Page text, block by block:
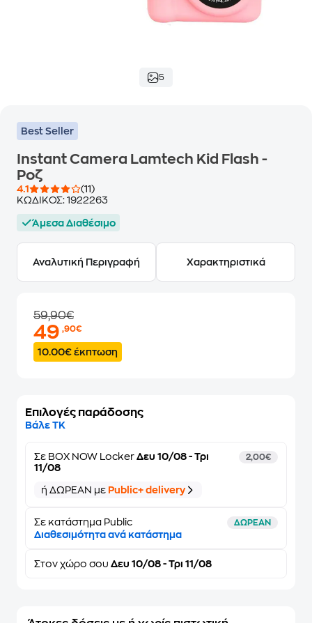
5
Best Seller
Instant Camera Lamtech Kid Flash -
Ροζ
4.1
(11)
ΚΩΔΙΚΟΣ: 1922263
Άμεσα Διαθέσιμο
Αναλυτική Περιγραφή Χαρακτηριστικά
59,90€
49,90€
10.00€ έκπτωση
Επιλογές παράδοσης
Βάλε ΤΚ
Σε BOX NOW Locker Δευ 10/08 - Τρι
11/08
2,00€
ή ΔΩΡΕΑΝ με Public+ delivery
Σε κατάστημα Public ΔΩΡΕΑΝ
Διαθεσιμότητα ανά κατάστημα
Στον χώρο σου Δευ 10/08 - Τρι 11/08